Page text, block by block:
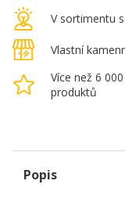
V sortimentu
Vlastní
Více než 6
produktů
Popis